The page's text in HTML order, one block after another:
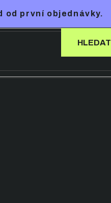
od první objednávky.
HLEDAT